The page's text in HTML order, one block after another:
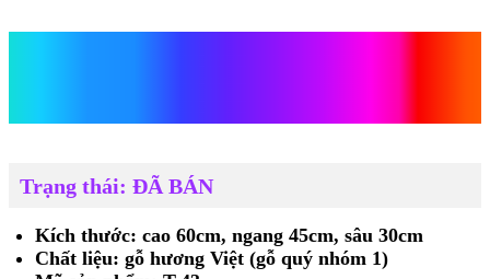
Trạng thái: ĐÃ BÁN
Kích thước: cao 60cm, ngang 45cm, sâu 30cm
Chất liệu: gỗ hương Việt (gỗ quý nhóm 1)